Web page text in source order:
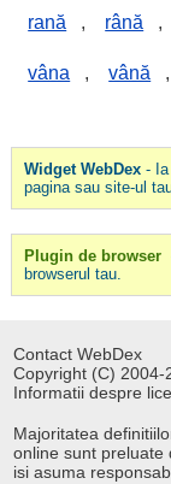
rană , rână ,
vâna , vână ,
Widget WebDex- Ia
pagina sau site-ul
Plugin de browser
browserul tau.
Contact WebDex
Copyright (C) 2004-
Informatii despre
Majoritatea
online sunt preluate
isi asuma